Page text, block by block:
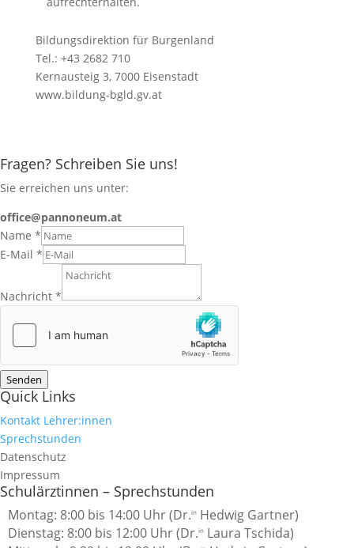
Bildungsdirektion für Burgenland
Tel.: +43 2682 710
Kernausteig 3, 7000 Eisenstadt
www.bildung-bgld.gv.at
Fragen? Schreiben Sie uns!
Sie erreichen uns unter:
office@pannoneum.at
Name *
E-Mail *
Nachricht *
Senden
Quick Links
Kontakt Lehrer:innen
Sprechstunden
Datenschutz
Impressum
Schulärztinnen – Sprechstunden
Montag: 8:00 bis 14:00 Uhr (Dr.in Hedwig Gartner)
Dienstag: 8:00 bis 12:00 Uhr (Dr.in Laura Tschida)